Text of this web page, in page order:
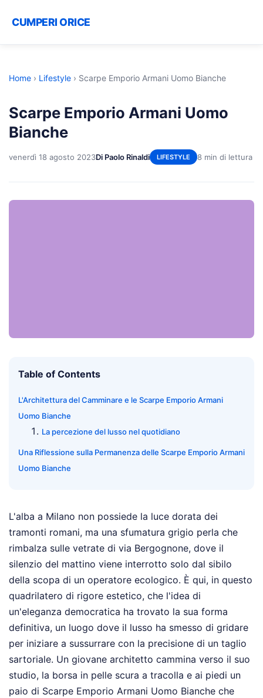
CUMPERI ORICE
Home › Lifestyle › Scarpe Emporio Armani Uomo Bianche
Scarpe Emporio Armani Uomo
Bianche
venerdì 18 agosto 2023Di Paolo Rinaldi LIFESTYLE 8 min di lettura
Table of Contents
L'Architettura del Camminare e le Scarpe Emporio Armani
Uomo Bianche
La percezione del lusso nel quotidiano
Una Riflessione sulla Permanenza delle Scarpe Emporio Armani
Uomo Bianche
L'alba a Milano non possiede la luce dorata dei
tramonti romani, ma una sfumatura grigio perla che
rimbalza sulle vetrate di via Bergognone, dove il
silenzio del mattino viene interrotto solo dal sibilo
della scopa di un operatore ecologico. È qui, in questo
quadrilatero di rigore estetico, che l'idea di
un'eleganza democratica ha trovato la sua forma
definitiva, un luogo dove il lusso ha smesso di gridare
per iniziare a sussurrare con la precisione di un taglio
sartoriale. Un giovane architetto cammina verso il suo
studio, la borsa in pelle scura a tracolla e ai piedi un
paio di Scarpe Emporio Armani Uomo Bianche che